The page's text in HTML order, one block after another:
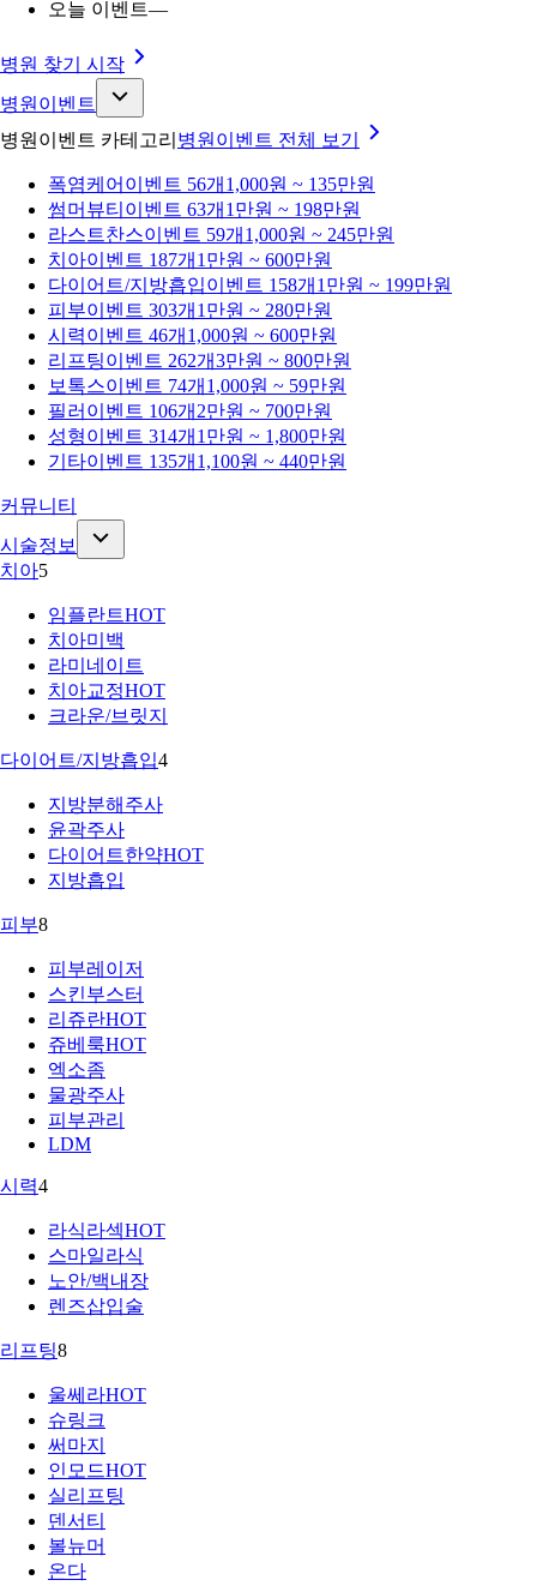
오늘 이벤트—
병원 찾기 시작
병원이벤트
병원이벤트 카테고리 병원이벤트 전체 보기
폭염케어 이벤트 56개 1,000원 ~ 135만원
썸머뷰티 이벤트 63개 1만원 ~ 198만원
라스트찬스이벤트 59개 1,000원 ~ 245만원
치아이벤트 187개 1만원 ~ 600만원
다이어트/지방흡입이벤트 158개 1만원 ~ 199만원
피부이벤트 303개 1만원 ~ 280만원
시력이벤트 46개 1,000원 ~ 600만원
리프팅이벤트 262개3만원 ~ 800만원
보톡스이벤트 74개 1,000원 ~ 59만원
필러 이벤트 106개 2만원 ~ 700만원
성형이벤트 314개 1만원 ~ 1,800만원
기타이벤트 135개 1,100원 ~ 440만원
커뮤니티
시술정보
치아5
임플란트HOT
치아미백
라미네이트
치아교정HOT
크라운/브릿지
다이어트/지방흡입4
지방분해주사
윤곽주사
다이어트한약HOT
지방흡입
피부8
피부레이저
스킨부스터
리쥬란HOT
쥬베룩HOT
엑소좀
물광주사
피부관리
LDM
시력4
라식라섹HOT
스마일라식
노안/백내장
렌즈삽입술
리프팅8
울쎄라HOT
슈링크
써마지
인모드HOT
실리프팅
덴서티
볼뉴머
온다